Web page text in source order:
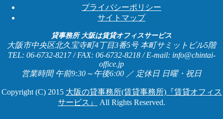
プライバシーポリシー
サイトマップ
貸事務所 大阪は賃貸オフィスサービス
大阪市中央区北久宝寺町4丁目3番5号 本町サミットビル5階
TEL: 06-6732-8217 / FAX: 06-6732-8218 / E-mail: info@chintai-
office.jp
営業時間 午前9:30～午後6:00 ／ 定休日 日曜・祝日
Copyright (C) 2015 大阪の貸事務所(賃貸事務所)『賃貸オフィス
サービス』
All Rights Reserved.